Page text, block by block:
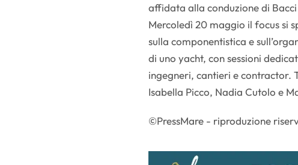
affidata alla conduzione di
Mercoledì 20 maggio il focus si
sulla componentistica e
di uno yacht, con sessioni
ingegneri, cantieri e contractor.
Isabella Picco, Nadia Cutolo e
©PressMare - riproduzione